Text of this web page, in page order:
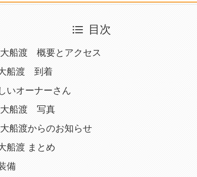
目次
船渡 概要とアクセス
船渡 到着
いオーナーさん
船渡 写真
船渡からのお知らせ
船渡 まとめ
備